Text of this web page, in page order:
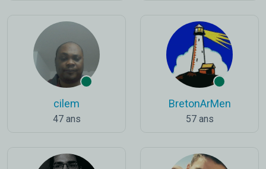
cilem
47 ans
BretonArMen
57 ans